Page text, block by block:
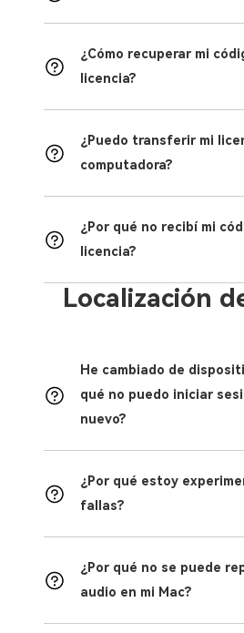
¿Cómo recuperar mi
licencia?
¿Puedo transferir mi
computadora?
¿Por qué no recibí mi
licencia?
Localización
He cambiado de
qué no puedo iniciar
nuevo?
¿Por qué estoy
fallas?
¿Por qué no se puede
audio en mi Mac?